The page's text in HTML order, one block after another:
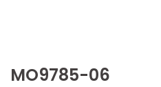
MO9785-06